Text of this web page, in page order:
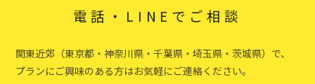
電話・LINEでご相談
関東近郊（東京都・神奈川県・千葉県・埼玉県・茨城県）で、
プランにご興味のある方はお気軽にご連絡ください。